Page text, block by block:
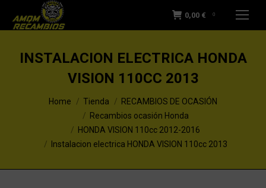
0,00 € 0
INSTALACION ELECTRICA HONDA
VISION 110CC 2013
You are here:Home Tienda
RECAMBIOS DE OCASIÓN
Recambios ocasión Honda
HONDA VISION 110cc 2012-2016
Instalacion electrica HONDA VISION 110cc 2013